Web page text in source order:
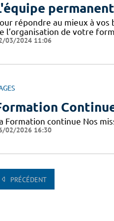
répondre au mieux à
l’organisation de votre
03/2024 11:06
Formation continue Nos
02/2026 16:30
PRÉCÉDENT